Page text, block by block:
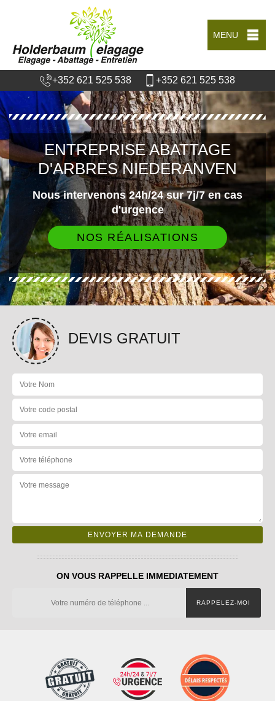
MENU
+352 621 525 538 +352 621 525 538
ENTREPRISE ABATTAGE
D'ARBRES NIEDERANVEN
Nous intervenons 24h/24 sur 7j/7 en cas
d'urgence
NOS RÉALISATIONS
DEVIS GRATUIT
ON VOUS RAPPELLE IMMEDIATEMENT